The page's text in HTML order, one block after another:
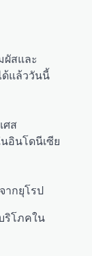
ผัสและ
ด้แล้ววันนี้
ศส
อินโดนีเซีย
ากยุโรป
ริโภคใน